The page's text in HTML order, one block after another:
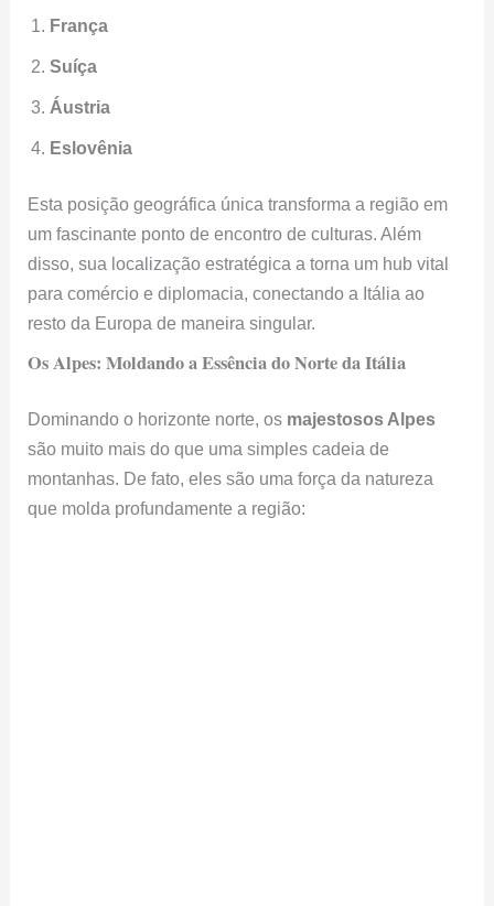
França
Suíça
Áustria
Eslovênia
Esta posição geográfica única transforma a região em
um fascinante ponto de encontro de culturas. Além
disso, sua localização estratégica a torna um hub vital
para comércio e diplomacia, conectando a Itália ao
resto da Europa de maneira singular.
Os Alpes: Moldando a Essência do Norte da Itália
Dominando o horizonte norte, os majestosos Alpes
são muito mais do que uma simples cadeia de
montanhas. De fato, eles são uma força da natureza
que molda profundamente a região: